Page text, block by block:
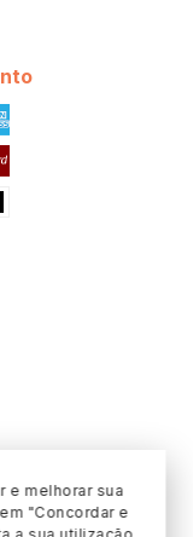
e melhorar sua
"Concordar e